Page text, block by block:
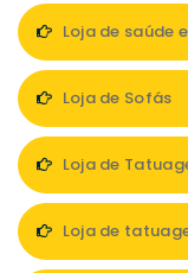
Loja de saúde
Loja de Sofás
Loja de
Loja de